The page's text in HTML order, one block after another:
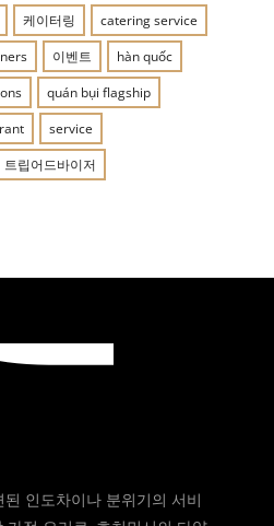
케이터링
catering service
이벤트
hàn quốc
quán bụi flagship
service
트립어드바이저
인도차이나 분위기의 서비